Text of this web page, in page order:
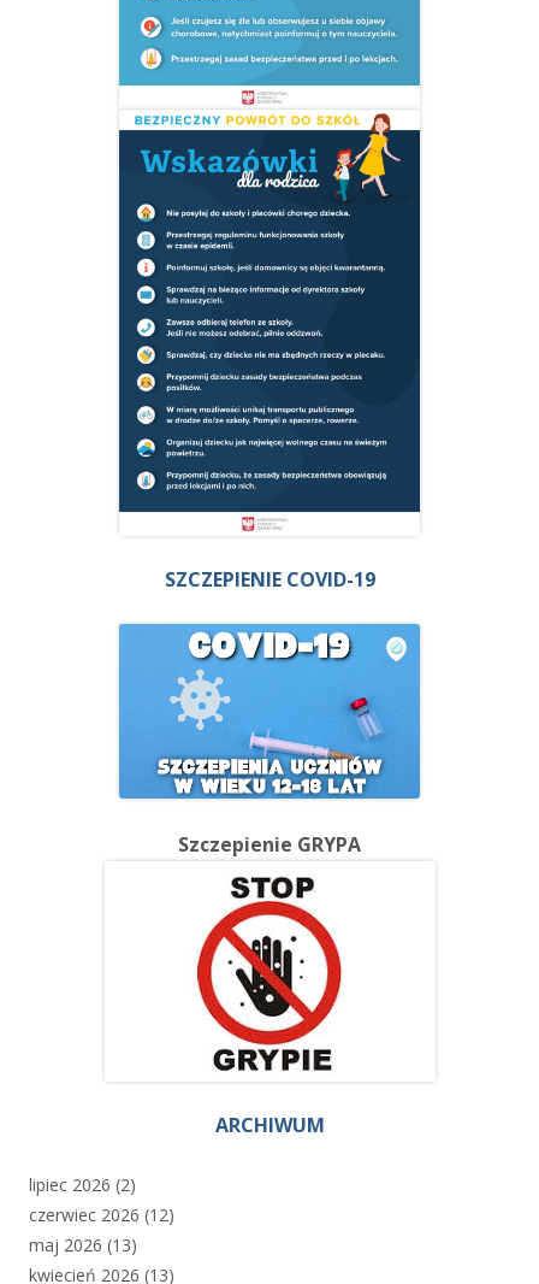
SZCZEPIENIE COVID-19
Szczepienie GRYPA
ARCHIWUM
lipiec 2026 (2)
czerwiec 2026 (12)
maj 2026 (13)
kwiecień 2026 (13)